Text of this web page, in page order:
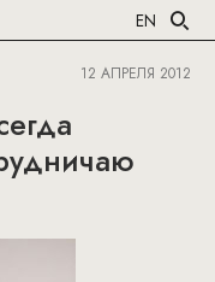
EN
12 АПРЕЛЯ 2012